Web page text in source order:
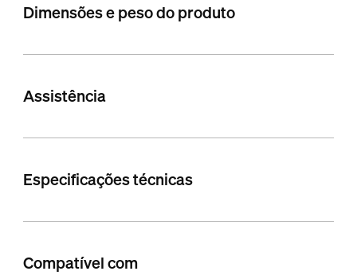
Dimensões e peso do produto
Assistência
Especificações técnicas
Compatível com